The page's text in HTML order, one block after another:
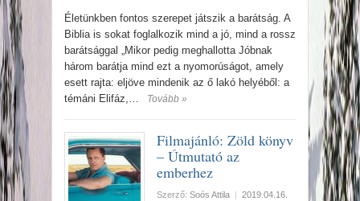
Életünkben fontos szerepet játszik a barátság. A
Biblia is sokat foglalkozik mind a jó, mind a rossz
barátsággal „Mikor pedig meghallotta Jóbnak
három barátja mind ezt a nyomorúságot, amely
esett rajta: eljöve mindenik az ő lakó helyéből: a
témáni Elifáz,…
Tovább »
Filmajánló: Zöld könyv
– Útmutató az
emberhez
Szerző: Soós Attila | 2019.04.16.